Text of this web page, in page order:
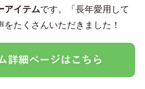
アイテムです。「長年愛用して
たくさんいただきました！